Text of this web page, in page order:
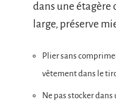
dans une étagère
large, préserve
Plier sans
vêtement dans le
Ne pas stocker